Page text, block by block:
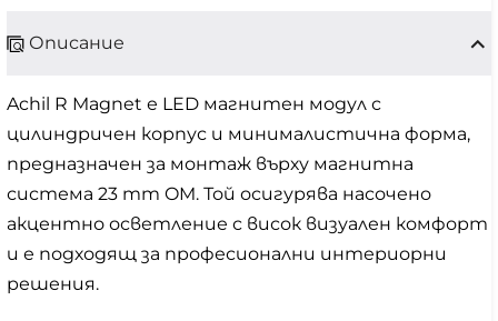
Описание
Achil R Magnet е LED магнитен модул с
цилиндричен корпус и минималистична форма,
предназначен за монтаж върху магнитна
система 23 mm OM. Той осигурява насочено
акцентно осветление с висок визуален комфорт
и е подходящ за професионални интериорни
решения.